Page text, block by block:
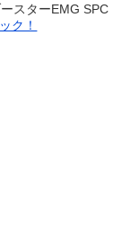
スターEMG SPC
ク！